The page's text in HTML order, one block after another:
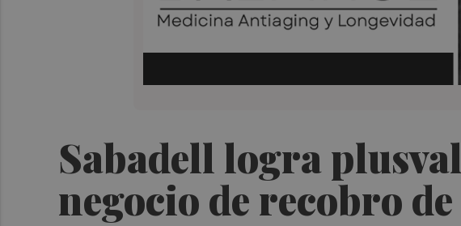
Sabadell logra
negocio de recobro